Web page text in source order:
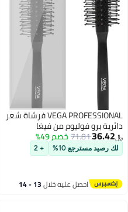
VEGA PROFESSIONAL فرشاة شعر
دائرية برو فوليوم من فيغا
بروفيشينال لتجفيف الشعر وتصفيفه
﷼‏36.42
71.81خصم 49%
لك رصيد مسترجع 10% + 2
احصل عليه خلال 13 - 14
اغسطس